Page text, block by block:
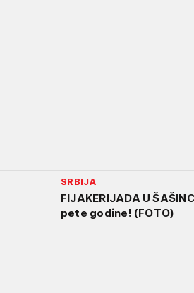
SRBIJA
FIJAKERIJADA U
pete godine! (FOTO)